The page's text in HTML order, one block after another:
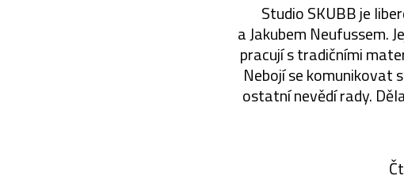
Studio SKUBB je
a Jakubem Neufussem.
pracují s tradičními
Nebojí se komunikovat
ostatní nevědí rady.